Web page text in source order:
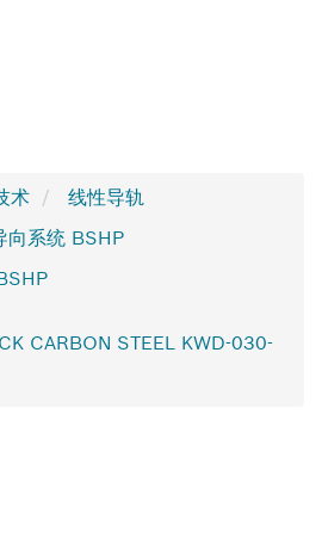
术
线性导轨
向系统 BSHP
CARBON STEEL KWD-030-